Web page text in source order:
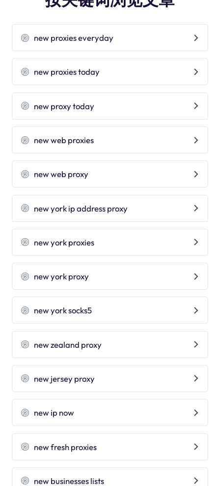
new proxies everyday
new proxies today
new proxy today
new web proxies
new web proxy
new york ip address proxy
new york proxies
new york proxy
new york socks5
new zealand proxy
new jersey proxy
new ip now
new fresh proxies
new businesses lists